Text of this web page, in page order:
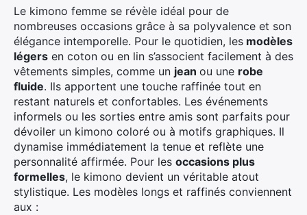
Le kimono femme se révèle idéal pour de
nombreuses occasions grâce à sa polyvalence et son
élégance intemporelle. Pour le quotidien, les modèles
légers en coton ou en lin s’associent facilement à des
vêtements simples, comme un jean ou une robe
fluide. Ils apportent une touche raffinée tout en
restant naturels et confortables. Les événements
informels ou les sorties entre amis sont parfaits pour
dévoiler un kimono coloré ou à motifs graphiques. Il
dynamise immédiatement la tenue et reflète une
personnalité affirmée. Pour les occasions plus
formelles, le kimono devient un véritable atout
stylistique. Les modèles longs et raffinés conviennent
aux :